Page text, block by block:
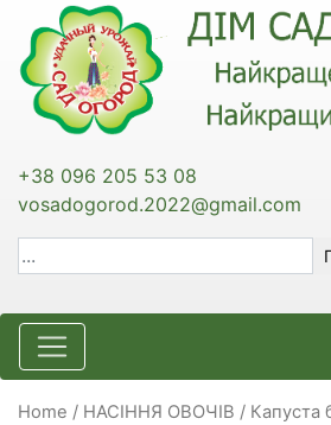
+38 096 205 53 08
vosadogorod.2022@gmail.com
Home / НАСІННЯ ОВОЧІВ / Капуста